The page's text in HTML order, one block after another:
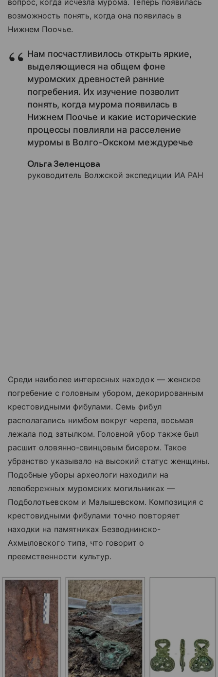
вопрос, когда исчезла мурома. Теперь появилась
возможность понять, когда она появилась в
Нижнем Поочье.
Нам посчастливилось открыть яркие,
выделяющиеся на общем фоне
муромских древностей ранние
погребения. Их изучение позволит
понять, когда мурома появилась в
Нижнем Поочье и какие исторические
процессы повлияли на расселение
муромы в Волго-Окском междуречье
Ольга Зеленцова
руководитель Волжской экспедиции ИА РАН
Среди наиболее интересных находок — женское
погребение с головным убором, декорированным
крестовидными фибулами. Семь фибул
располагались нимбом вокруг черепа, восьмая
лежала под затылком. Головной убор также был
расшит оловянно-свинцовым бисером. Такое
убранство указывало на высокий статус женщины.
Подобные уборы археологи находили на
левобережных муромских могильниках —
Подболотьевском и Малышевском. Композиция с
крестовидными фибулами точно повторяет
находки на памятниках Безводнинско-
Ахмыловского типа, что говорит о
преемственности культур.